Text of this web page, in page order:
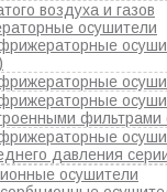
воздуха и газов
осушители
фильтрами
давления
осушители